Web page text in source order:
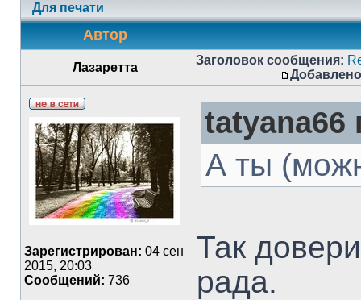
Для печати
Автор
Лазаретта
Заголовок сообщения:
Зарегистрирован: 04 сен
2015, 20:03
Сообщений: 736
tatyana66
А ты
Так
рада.